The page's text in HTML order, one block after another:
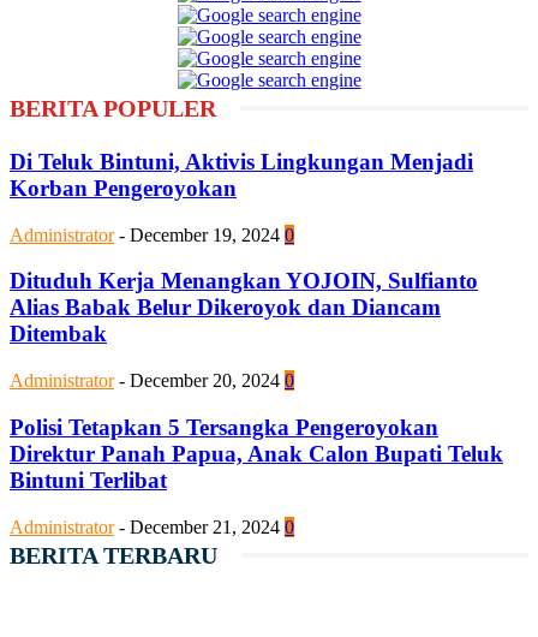
BERITA POPULER
Di Teluk Bintuni, Aktivis Lingkungan Menjadi
Korban Pengeroyokan
Administrator - December 19, 2024 0
Dituduh Kerja Menangkan YOJOIN, Sulfianto
Alias Babak Belur Dikeroyok dan Diancam
Ditembak
Administrator - December 20, 2024 0
Polisi Tetapkan 5 Tersangka Pengeroyokan
Direktur Panah Papua, Anak Calon Bupati Teluk
Bintuni Terlibat
Administrator - December 21, 2024 0
BERITA TERBARU